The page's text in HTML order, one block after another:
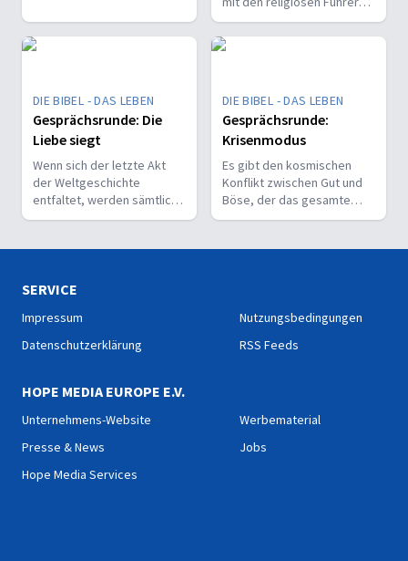
gängige Normen in Frage.
Barmherzigkeit über
starren,
menschengemachten
Er bringt Klarheit in
festgefahrene
Vorstellungen und stellt
Gerechtigkeit und
Barmherzigkeit über
starren,
menschengemachten
Regeln.
DIE BIBEL - DAS LEBEN
Gesprächsrunde: Die
Liebe siegt
Wenn sich der letzte Akt
der Weltgeschichte
entfaltet, werden sämtliche
Fragen zu Gottes Wesen
ausgeräumt sein. Die
dem strahlenden Licht.
DIE BIBEL - DAS LEBEN
Gesprächsrunde:
Krisenmodus
Es gibt den kosmischen
Konflikt zwischen Gut und
Böse, der das gesamte
Universum umspannt. Die
beschreiben nicht nur die
Ereignisse. Trotz der
Turbulenzen und Prüfungen
SERVICE
Impressum
Datenschutzerklärung
Nutzungsbedingungen
RSS Feeds
HOPE MEDIA EUROPE E.V.
Unternehmens-Website
Presse & News
Hope Media Services
Werbematerial
Jobs